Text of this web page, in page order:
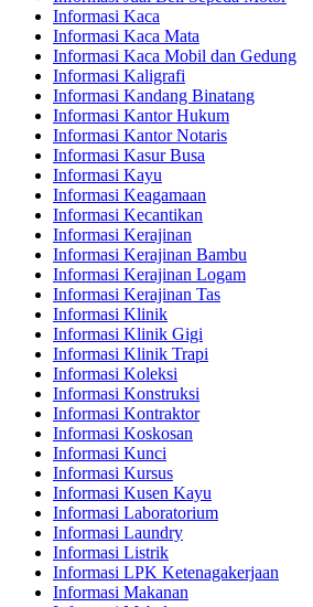
Informasi Kaca
Informasi Kaca Mata
Informasi Kaca Mobil dan Gedung
Informasi Kaligrafi
Informasi Kandang Binatang
Informasi Kantor Hukum
Informasi Kantor Notaris
Informasi Kasur Busa
Informasi Kayu
Informasi Keagamaan
Informasi Kecantikan
Informasi Kerajinan
Informasi Kerajinan Bambu
Informasi Kerajinan Logam
Informasi Kerajinan Tas
Informasi Klinik
Informasi Klinik Gigi
Informasi Klinik Trapi
Informasi Koleksi
Informasi Konstruksi
Informasi Kontraktor
Informasi Koskosan
Informasi Kunci
Informasi Kursus
Informasi Kusen Kayu
Informasi Laboratorium
Informasi Laundry
Informasi Listrik
Informasi LPK Ketenagakerjaan
Informasi Makanan